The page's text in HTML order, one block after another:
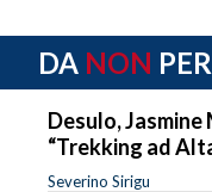
DA NON
Desulo,
“Trekking ad
Severino Sirigu